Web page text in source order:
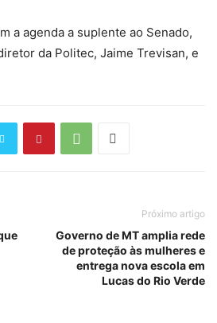
a agenda a suplente ao Senado,
da Politec, Jaime Trevisan, e
Próximo artigo
Governo de MT amplia rede
de proteção às mulheres e
entrega nova escola em
Lucas do Rio Verde